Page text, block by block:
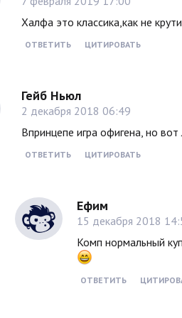
Халфа это классика,как не
ОТВЕТИТЬ ЦИТИРОВАТЬ
Гейб Ньюл
2 декабря 2018 06:49
Впринцепе игра офигена, но вот
ОТВЕТИТЬ ЦИТИРОВАТЬ
Ефим
15 декабря 2018
Комп нормальный
ОТВЕТИТЬ